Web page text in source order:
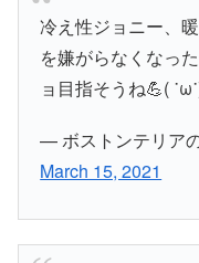
冷え性ジョニー、
を嫌がらなくなっ
ョ目指そうね💪(
— ボストンテリア
March 15, 2021